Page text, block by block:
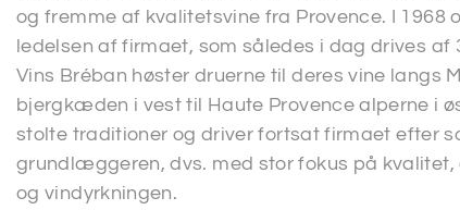
og fremme af kvalitetsvine fra Provence. I 1968
ledelsen af firmaet, som således i dag drives
Vins Bréban høster druerne til deres vine langs
bjergkæden i vest til Haute Provence alperne i
stolte traditioner og driver fortsat firmaet efter
grundlæggeren, dvs. med stor fokus på
og vindyrkningen.